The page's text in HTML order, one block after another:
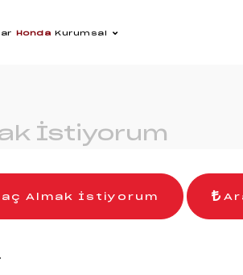
Honda Kurumsal
İstiyorum
Almak İstiyorum